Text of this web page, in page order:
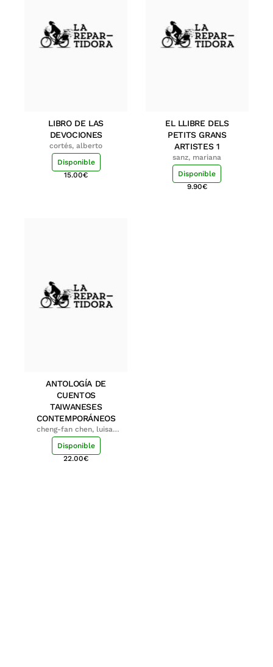
LIBRO DE LAS
DEVOCIONES
cortés, alberto
Disponible
15.00€
EL LLIBRE DELS
PETITS GRANS
ARTISTES 1
sanz, mariana
Disponible
9.90€
ANTOLOGÍA DE
CUENTOS
TAIWANESES
CONTEMPORÁNEOS
cheng-fan chen, luisa;
shu-ying chang, luisa
Disponible
22.00€